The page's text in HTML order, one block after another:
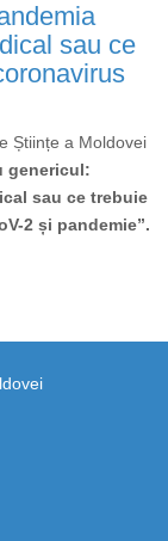
sau ce
Științe a Moldovei
genericul:
sau ce trebuie
2 și pandemie”.